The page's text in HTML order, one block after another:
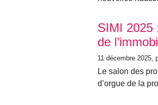
SIMI 2025
de
11 décembre 2025
Le salon des
d’orgue de la